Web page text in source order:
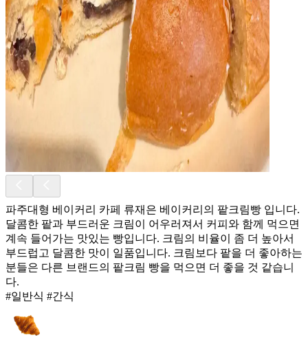
파주대형 베이커리 카페 류재은 베이커리의 팥크림빵 입니다.
달콤한 팥과 부드러운 크림이 어우러져서 커피와 함께 먹으면
계속 들어가는 맛있는 빵입니다. 크림의 비율이 좀 더 높아서
부드럽고 달콤한 맛이 일품입니다. 크림보다 팥을 더 좋아하는
분들은 다른 브랜드의 팥크림 빵을 먹으면 더 좋을 것 같습니
다.
#일반식 #간식